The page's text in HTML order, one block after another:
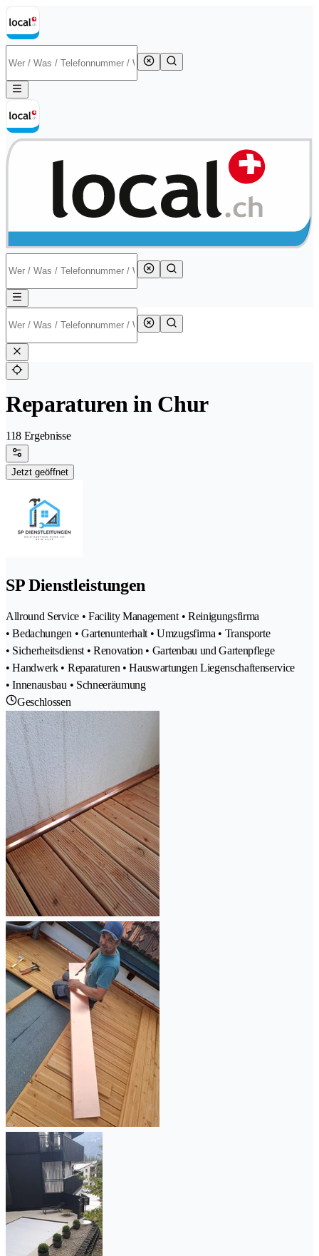
Reparaturen in Chur
118 Ergebnisse
Jetzt geöffnet
SP Dienstleistungen
Allround Service • Facility Management • Reinigungsfirma
• Bedachungen • Gartenunterhalt • Umzugsfirma • Transporte
• Sicherheitsdienst • Renovation • Gartenbau und Gartenpflege
• Handwerk • Reparaturen • Hauswartungen Liegenschaftenservice
• Innenausbau • Schneeräumung
Geschlossen